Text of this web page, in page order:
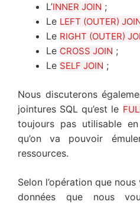
L’INNER JOIN ;
Le LEFT (OUTER)
Le RIGHT (OUTER)
Le CROSS JOIN ;
Le SELF JOIN ;
Nous discuterons
jointures SQL qu’est le
toujours pas utilisable
qu’on va pouvoir
ressources.
Selon l’opération que
données que nous